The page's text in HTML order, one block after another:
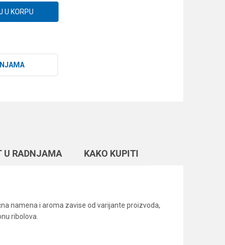
U KORPU
U RADNJAMA KAKO KUPITI
namena i aroma zavise od varijante proizvoda,
ribolova.